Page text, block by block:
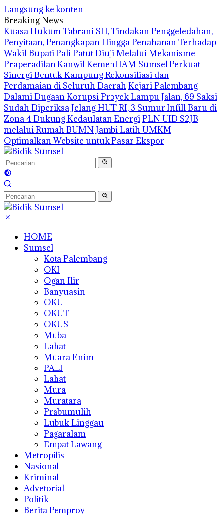
Langsung ke konten
Breaking News
‎Kuasa Hukum Tabrani SH, Tindakan Penggeledahan,
Penyitaan, Penangkapan Hingga Penahanan Terhadap
Wakil Bupati Pali Patut Diuji Melalui Mekanisme
PraperadilanKanwil KemenHAM Sumsel Perkuat
Sinergi Bentuk Kampung Rekonsiliasi dan
Perdamaian di Seluruh DaerahKejari Palembang
Dalami Dugaan Korupsi Proyek Lampu Jalan, 69 Saksi
Sudah DiperiksaJelang HUT RI, 3 Sumur Infill Baru di
Zona 4 Dukung Kedaulatan EnergiPLN UID S2JB
melalui Rumah BUMN Jambi Latih UMKM
Optimalkan Website untuk Pasar Ekspor
HOME
Sumsel
Kota Palembang
OKI
Ogan Ilir
Banyuasin
OKU
OKUT
OKUS
Muba
Lahat
Muara Enim
PALI
Lahat
Mura
Muratara
Prabumulih
Lubuk Linggau
Pagaralam
Empat Lawang
Metropilis
Nasional
Kriminal
Advetorial
Politik
Berita Pemprov